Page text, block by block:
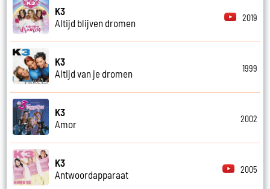
K3
Altijd blijven dromen
2019
K3
Altijd van je dromen
1999
K3
Amor
2002
K3
Antwoordapparaat
2005